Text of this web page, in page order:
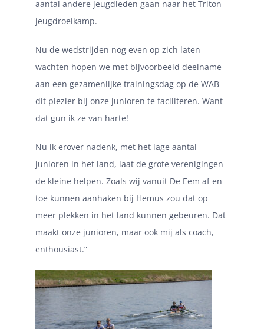
aantal andere jeugdleden gaan naar het Triton
jeugdroeikamp.
Nu de wedstrijden nog even op zich laten
wachten hopen we met bijvoorbeeld deelname
aan een gezamenlijke trainingsdag op de WAB
dit plezier bij onze junioren te faciliteren. Want
dat gun ik ze van harte!
Nu ik erover nadenk, met het lage aantal
junioren in het land, laat de grote verenigingen
de kleine helpen. Zoals wij vanuit De Eem af en
toe kunnen aanhaken bij Hemus zou dat op
meer plekken in het land kunnen gebeuren. Dat
maakt onze junioren, maar ook mij als coach,
enthousiast.”